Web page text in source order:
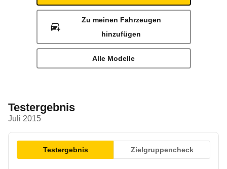
Zu meinen Fahrzeugen
hinzufügen
Alle Modelle
Testergebnis
Juli 2015
Testergebnis Zielgruppencheck